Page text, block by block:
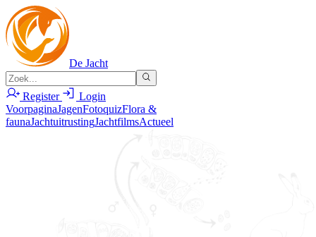
De Jacht
Register
Login
VoorpaginaJagenFotoquizFlora &
faunaJachtuitrustingJachtfilmsActueel